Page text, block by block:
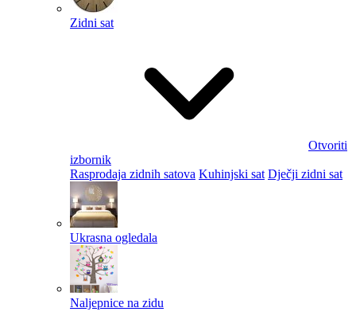
Zidni sat
Otvoriti
izbornik
Rasprodaja zidnih satova Kuhinjski sat Dječji zidni sat
Ukrasna ogledala
Naljepnice na zidu